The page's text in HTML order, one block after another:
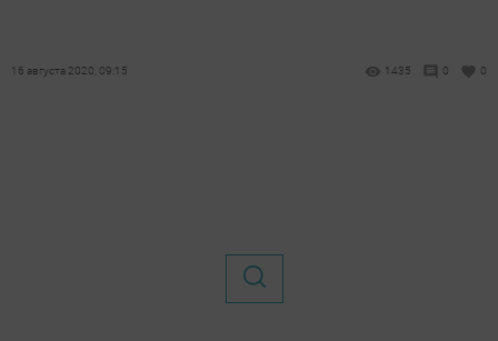
16 августа 2020, 09:15 1435 0 0